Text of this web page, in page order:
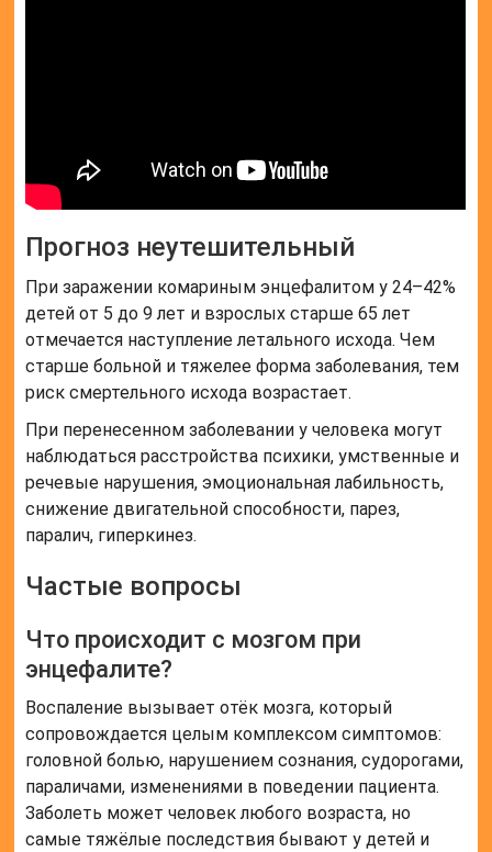
Прогноз неутешительный
При заражении комариным энцефалитом у 24–42%
детей от 5 до 9 лет и взрослых старше 65 лет
отмечается наступление летального исхода. Чем
старше больной и тяжелее форма заболевания, тем
риск смертельного исхода возрастает.
При перенесенном заболевании у человека могут
наблюдаться расстройства психики, умственные и
речевые нарушения, эмоциональная лабильность,
снижение двигательной способности, парез,
паралич, гиперкинез.
Частые вопросы
Что происходит с мозгом при
энцефалите?
Воспаление вызывает отёк мозга, который
сопровождается целым комплексом симптомов:
головной болью, нарушением сознания, судорогами,
параличами, изменениями в поведении пациента.
Заболеть может человек любого возраста, но
самые тяжёлые последствия бывают у детей и